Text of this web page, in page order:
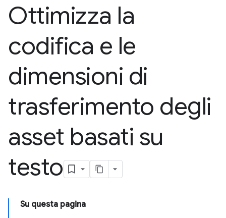
Ottimizza la
codifica e le
dimensioni di
trasferimento degli
asset basati su
testo
Su questa pagina